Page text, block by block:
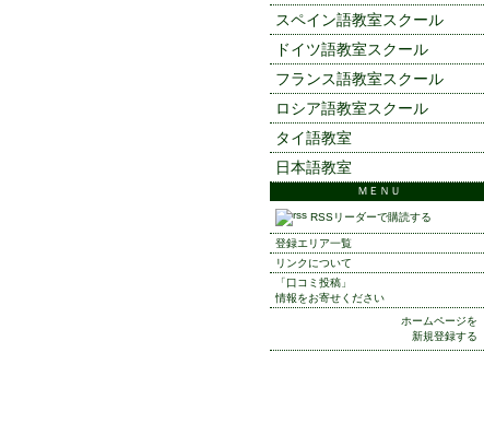
スペイン語教室スクール
ドイツ語教室スクール
フランス語教室スクール
ロシア語教室スクール
タイ語教室
日本語教室
ＭＥＮＵ
RSSリーダーで購読する
登録エリア一覧
リンクについて
「口コミ投稿」
情報をお寄せください
ホームページを
新規登録する